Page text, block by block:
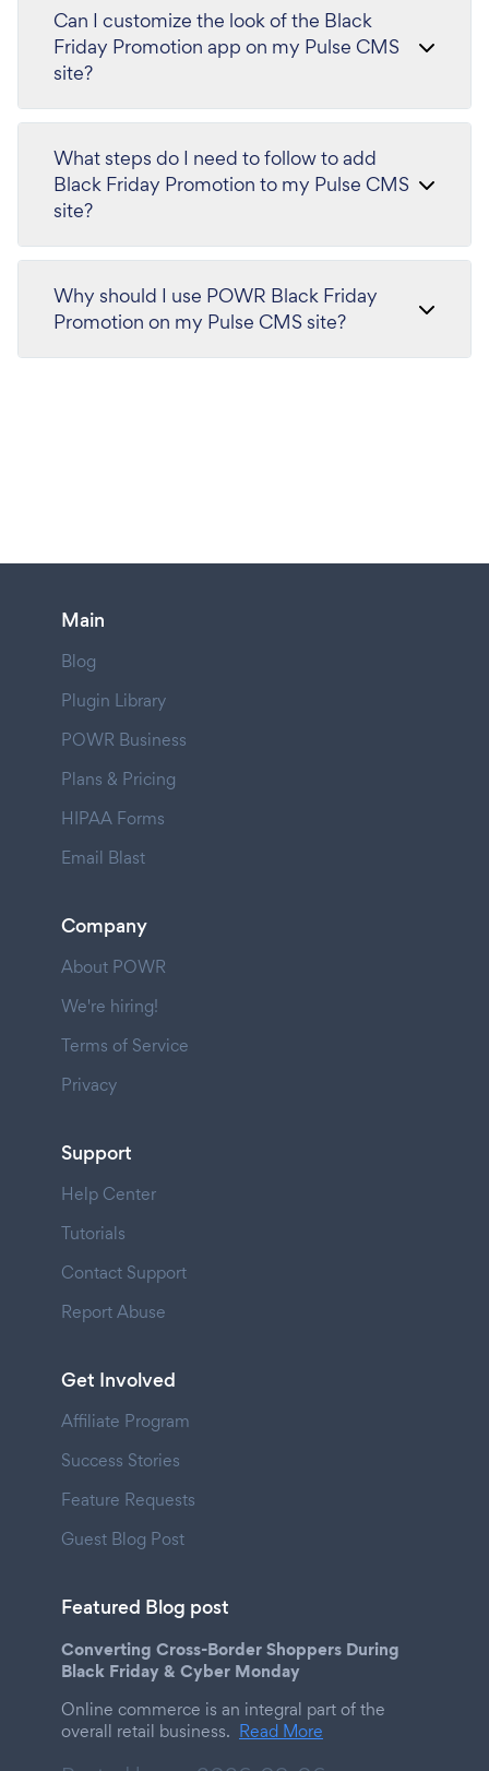
Can I customize the look of the Black
Friday Promotion app on my Pulse CMS
site?
What steps do I need to follow to add
Black Friday Promotion to my Pulse CMS
site?
Why should I use POWR Black Friday
Promotion on my Pulse CMS site?
Main
Blog
Plugin Library
POWR Business
Plans & Pricing
HIPAA Forms
Email Blast
Company
About POWR
We're hiring!
Terms of Service
Privacy
Support
Help Center
Tutorials
Contact Support
Report Abuse
Get Involved
Affiliate Program
Success Stories
Feature Requests
Guest Blog Post
Featured Blog post
Converting Cross-Border Shoppers During
Black Friday & Cyber Monday
Online commerce is an integral part of the
overall retail business. Read More